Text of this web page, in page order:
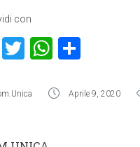
con
Facebook
Twitter
Aprile 9, 2020